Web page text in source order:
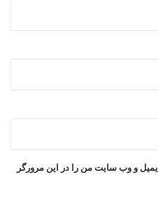
و وب سایت من را در این مرورگر